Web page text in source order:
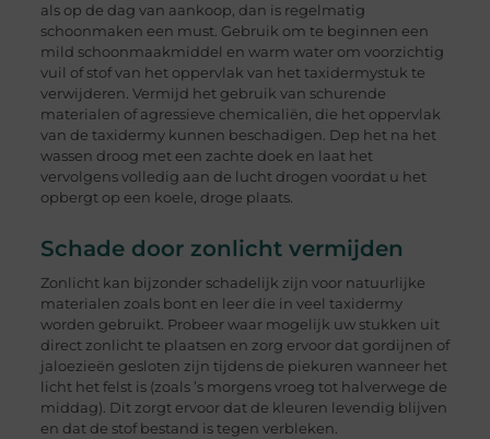
als op de dag van aankoop, dan is regelmatig
schoonmaken een must. Gebruik om te beginnen een
mild schoonmaakmiddel en warm water om voorzichtig
vuil of stof van het oppervlak van het taxidermystuk te
verwijderen. Vermijd het gebruik van schurende
materialen of agressieve chemicaliën, die het oppervlak
van de taxidermy kunnen beschadigen. Dep het na het
wassen droog met een zachte doek en laat het
vervolgens volledig aan de lucht drogen voordat u het
opbergt op een koele, droge plaats.
Schade door zonlicht vermijden
Zonlicht kan bijzonder schadelijk zijn voor natuurlijke
materialen zoals bont en leer die in veel taxidermy
worden gebruikt. Probeer waar mogelijk uw stukken uit
direct zonlicht te plaatsen en zorg ervoor dat gordijnen of
jaloezieën gesloten zijn tijdens de piekuren wanneer het
licht het felst is (zoals ’s morgens vroeg tot halverwege de
middag). Dit zorgt ervoor dat de kleuren levendig blijven
en dat de stof bestand is tegen verbleken.